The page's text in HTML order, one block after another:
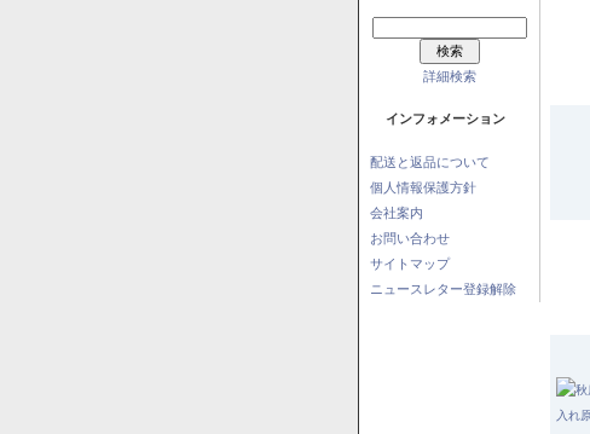
詳細検索
インフォメーション
配送と返品について
個人情報保護方針
会社案内
お問い合わせ
サイトマップ
ニュースレター登録解除